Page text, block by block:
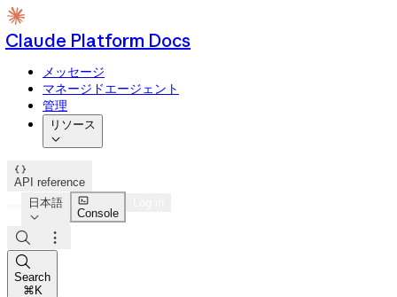
Claude Platform Docs
メッセージ
マネージドエージェント
管理
リソース


API reference
日本語


Console



Search
⌘K